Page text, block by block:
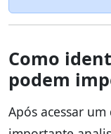
Como
podem
Após acessar